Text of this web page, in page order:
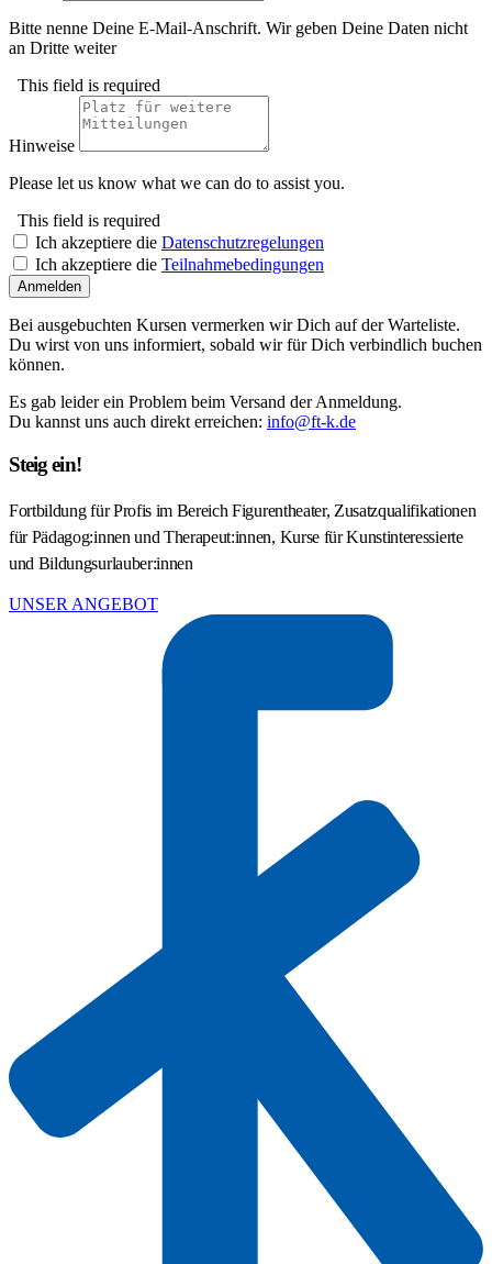
Bitte nenne Deine E-Mail-Anschrift. Wir geben Deine Daten nicht
an Dritte weiter
This field is required
Hinweise
Please let us know what we can do to assist you.
This field is required
Ich akzeptiere die Datenschutzregelungen
Ich akzeptiere die Teilnahmebedingungen
Anmelden
Bei ausgebuchten Kursen vermerken wir Dich auf der Warteliste.
Du wirst von uns informiert, sobald wir für Dich verbindlich buchen
können.
Es gab leider ein Problem beim Versand der Anmeldung.
Du kannst uns auch direkt erreichen: info@ft-k.de
Steig ein!
Fortbildung für Profis im Bereich Figurentheater, Zusatzqualifikationen
für Pädagog:innen und Therapeut:innen, Kurse für Kunstinteressierte
und Bildungsurlauber:innen
UNSER ANGEBOT